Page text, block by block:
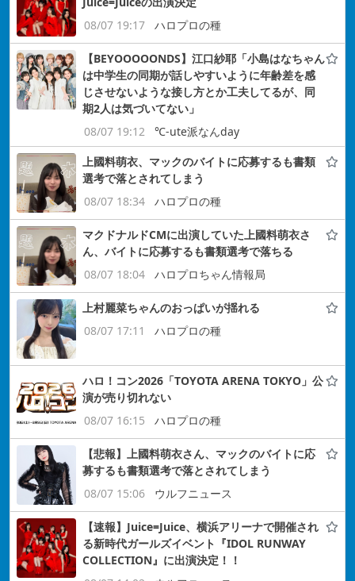
08/07 19:17
ハロプロの種
【BEYOOOOONDS】江口紗耶「小島はなちゃん
は中学生の同期が話しやすいように年齢差を感
じさせないような接し方とか工夫してるが、同
期2人は気づいてない」
08/07 19:12
℃-ute派なんday
上國料萌衣、マックのバイトに応募するも書類
選考で落とされてしまう
08/07 18:34
ハロプロの種
マクドナルドCMに出演していた上國料萌衣さ
ん、バイトに応募するも書類選考で落ちる
08/07 18:04
ハロプロちゃん情報局
上村麗菜ちゃんのおっぱいが揺れる
08/07 17:11
ハロプロの種
ハロ！コン2026「TOYOTA ARENA TOKYO」公
演が売り切れない
08/07 16:15
ハロプロの種
【悲報】上國料萌衣さん、マックのバイトに応
募するも書類選考で落とされてしまう
08/07 15:06
ウルフニュース
【速報】Juice=Juice、横浜アリーナで開催され
る新時代ガールズイベント『IDOL RUNWAY
COLLECTION』に出演決定！！